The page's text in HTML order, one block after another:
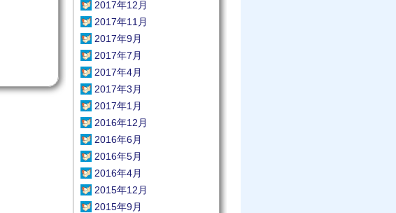
2017年12月
2017年11月
2017年9月
2017年7月
2017年4月
2017年3月
2017年1月
2016年12月
2016年6月
2016年5月
2016年4月
2015年12月
2015年9月